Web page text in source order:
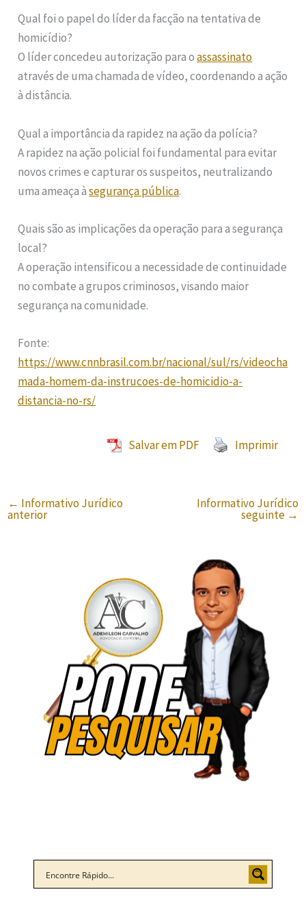
Qual foi o papel do líder da facção na tentativa de
homicídio?
O líder concedeu autorização para oassassinato
através de uma chamada de vídeo, coordenando a ação
à distância.
Qual a importância da rapidez na ação da polícia?
A rapidez na ação policial foi fundamental para evitar
novos crimes e capturar os suspeitos, neutralizando
uma ameaça àsegurança pública.
Quais são as implicações da operação para a segurança
local?
A operação intensificou a necessidade de continuidade
no combate a grupos criminosos, visando maior
segurança na comunidade.
Fonte:
https://www.cnnbrasil.com.br/nacional/sul/rs/videocha
mada-homem-da-instrucoes-de-homicidio-a-
distancia-no-rs/
Salvar em PDF Imprimir
← Informativo Jurídico
anterior
Informativo Jurídico
seguinte →